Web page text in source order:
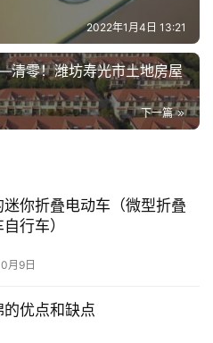
2022年1月4日 13:21
清零！潍坊寿光市土地房屋
下一篇
迷你折叠电动车（微型折叠
行车）
月9日
的优点和缺点